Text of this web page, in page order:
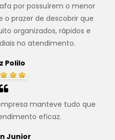
por possuírem o menor
o prazer de descobrir que
organizados, rápidos e
no atendimento.
Polilo
manteve tudo que
eficaz.
Junior